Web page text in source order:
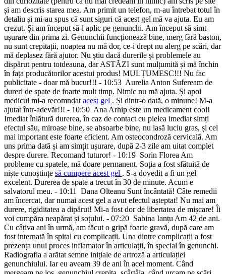
și am descris starea mea. Am primit un telefon, m-au întrebat totul în
detaliu și mi-au spus că sunt siguri că acest gel mă va ajuta. Eu am
crezut. Și am început să-l aplic pe genunchi. Am început să simt
ușurare din prima zi. Genunchii funcționează bine, merg fără baston,
nu sunt crepitații, noaptea nu mă dor, ce-i drept nu alerg pe scări, dar
mă deplasez fără ajutor. Nu știu dacă durerile și problemele au
dispărut pentru totdeauna, dar ASTĂZI sunt mulțumită și mă închin
în fața producătorilor acestui produs! MULȚUMESC!!! Nu fac
publicitate - doar mă bucur!!! - 10:53 Aurelia Anton Sufeream de
dureri de spate de foarte mult timp. Nimic nu mă ajuta. Și apoi
medicul mi-a recomndat acest gel . Și dintr-o dată, o minune! M-a
ajutat într-adevăr!!! - 10:50 Ana Arhip este un medicament cool!
Imediat înlătură durerea, în caz de contact cu pielea imediat simți
efectul său, miroase bine, se absoarbe bine, nu lasă luciu gras, și cel
mai important este foarte eficient. Am osteocondroză cervicală. Am
uns prima dată și am simțit ușurare, după 2-3 zile am uitat complet
despre durere. Recomand tuturor! - 10:19 Sorin Florea Am
probleme cu spatele, mă doare permanent. Soția a fost sfătuită de
niște cunoștințe să cumpere acest gel . S-a dovedit a fi un gel
excelent. Durerea de spate a trecut în 30 de minute. Acum e
salvatorul meu. - 10:11 Dana Olteanu Sunt încântată! Câte remedii
am încercat, dar numai acest gel a avut efectul așteptat! Nu mai am
durere, rigiditatea a dipărut! Mi-a fost dor de libertatea de mișcare! Îi
voi cumpăra neapărat și soțului. - 07:20 Sabina Ianțu Am 42 de ani.
Cu câțiva ani în urmă, am făcut o gripă foarte gravă, după care am
fost internată în spital cu complicații. Una dintre complicații a fost
prezența unui proces inflamator în articulații, în special în genunchi.
Radiografia a arătat semne inițiale de artroză a articulației
genunchiului. Iar eu aveam 39 de ani în acel moment. Când